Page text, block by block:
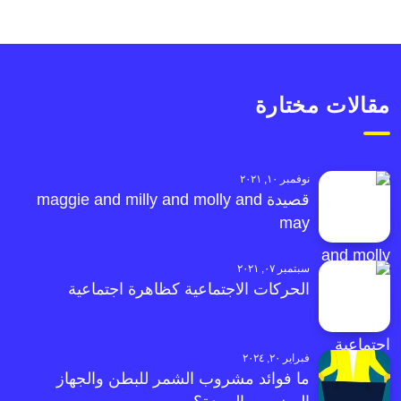
مقالات مختارة
نوفمبر ١٠, ٢٠٢١
قصيدة maggie and milly and molly and
may
سبتمبر ٠٧, ٢٠٢١
الحركات الاجتماعية كظاهرة اجتماعية
فبراير ٢٠, ٢٠٢٤
ما فوائد مشروب الشمر للبطن والجهاز